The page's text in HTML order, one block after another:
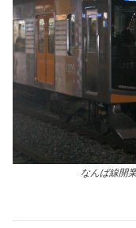
なんば線開